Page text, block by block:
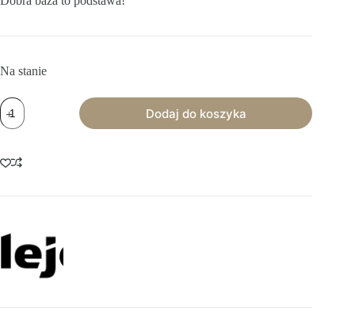
Na stanie
ilość
Vallejo:
True
Base
-
Dodaj do koszyka